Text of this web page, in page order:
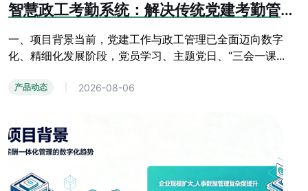
智慧政工考勤系统：解决传统党建考勤管理乱象
一、项目背景当前，党建工作与政工管理已全面迈向数字
化、精细化发展阶段，党员学习、主题党日、“三会一课...
产品动态 2026-08-06